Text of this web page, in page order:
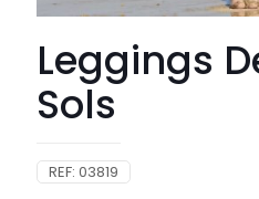
Leggings
Sols
REF: 03819